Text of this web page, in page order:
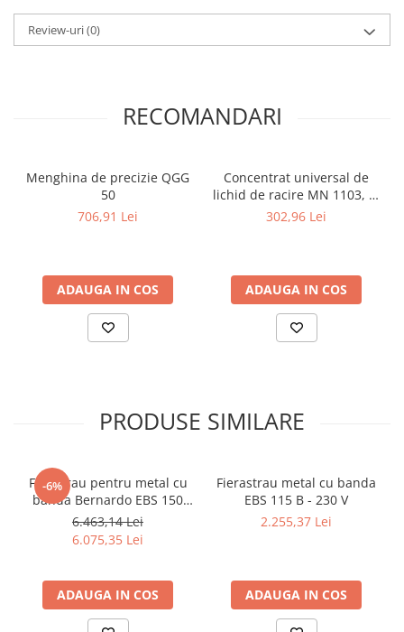
Review-uri(0)
RECOMANDARI
Menghina de precizie QGG
50
706,91 Lei
ADAUGA IN COS
Concentrat universal de
lichid de racire MN 1103, in
bidon de 5 l
302,96 Lei
ADAUGA IN COS
PRODUSE SIMILARE
-6%
Ferastrau pentru metal cu
banda Bernardo EBS 150
GC
6.463,14 Lei
6.075,35 Lei
ADAUGA IN COS
Fierastrau metal cu banda
EBS 115 B - 230 V
2.255,37 Lei
ADAUGA IN COS